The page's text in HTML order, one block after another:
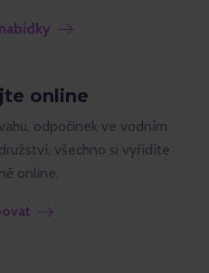
online
odpočinek ve vodním
všechno si vyřídíte
online.